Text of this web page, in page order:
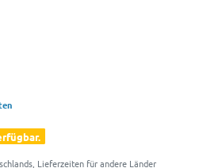
Lieferzeiten für andere Länder